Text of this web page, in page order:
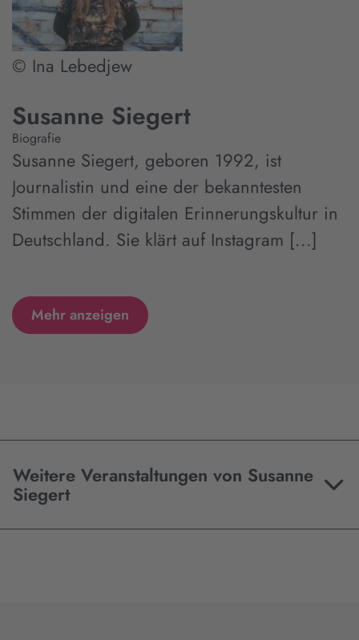
© Ina Lebedjew
Susanne Siegert
Biografie
Susanne Siegert, geboren 1992, ist
Journalistin und eine der bekanntesten
Stimmen der digitalen Erinnerungskultur in
Deutschland. Sie klärt auf Instagram [...]
Mehr anzeigen
Weitere Veranstaltungen von Susanne
Siegert